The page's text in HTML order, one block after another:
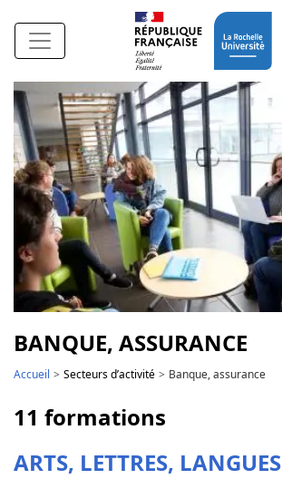
Aller au contenu principal
BANQUE, ASSURANCE
Accueil Secteurs d’activité Banque, assurance
11 formations
ARTS, LETTRES, LANGUES